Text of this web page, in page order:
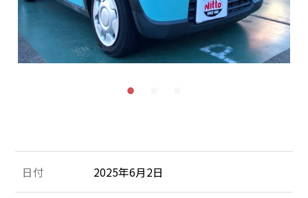
採用情報
お問合せ
日付 2025年6月2日